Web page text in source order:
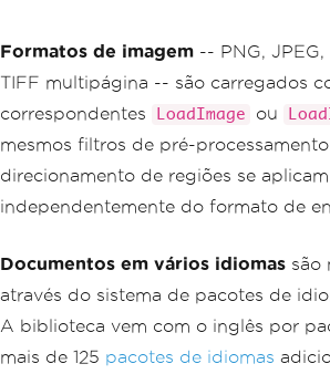
Formatos de imagem -- PNG, JPEG,
TIFF multipágina -- são carregados
correspondentes
LoadImage ou
mesmos filtros de pré-
direcionamento de regiões se aplicam
independentemente do formato de
Documentos em vários idiomas são
através do sistema de pacotes de
A biblioteca vem com o inglês por
mais de 125 pacotes de idiomas